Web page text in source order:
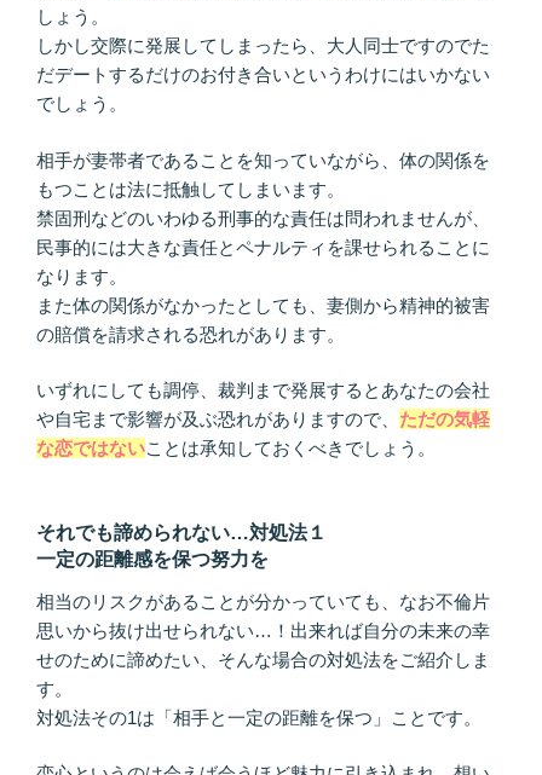
しょう。
しかし交際に発展してしまったら、大人同士ですのでた
だデートするだけのお付き合いというわけにはいかない
でしょう。
相手が妻帯者であることを知っていながら、体の関係を
もつことは法に抵触してしまいます。
禁固刑などのいわゆる刑事的な責任は問われませんが、
民事的には大きな責任とペナルティを課せられることに
なります。
また体の関係がなかったとしても、妻側から精神的被害
の賠償を請求される恐れがあります。
いずれにしても調停、裁判まで発展するとあなたの会社
や自宅まで影響が及ぶ恐れがありますので、 ただの気軽
な恋ではないことは承知しておくべきでしょう。
それでも諦められない…対処法１
一定の距離感を保つ努力を
相当のリスクがあることが分かっていても、なお不倫片
思いから抜け出せられない…！出来れば自分の未来の幸
せのために諦めたい、そんな場合の対処法をご紹介しま
す。
対処法その1は「相手と一定の距離を保つ」ことです。